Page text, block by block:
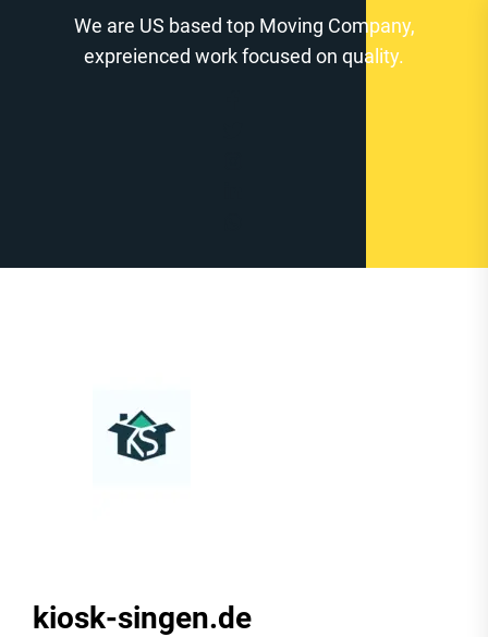
We are US based top Moving Company,
expreienced work focused on quality.
kiosk-
kiosk-singen.de